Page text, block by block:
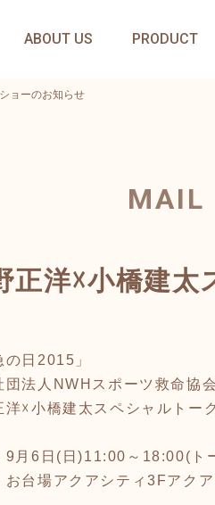
ABOUT US PRODUCT
ョーのお知らせ
MAIL
正洋☓小橋建太
の日2015」
団法人NWHスポーツ救命協会
洋☓小橋建太スペシャルトー
9月6日(日)11:00～18:00(ト
お台場アクアシティ3Fアク